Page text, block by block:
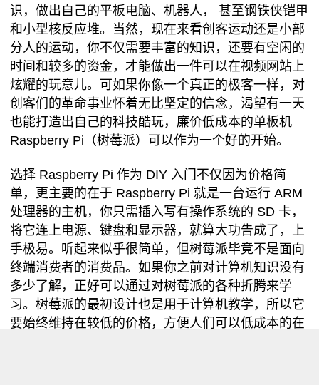
识，做出自己的平板电脑、机器人， 甚至钢铁侠铠甲
和小型核反应堆。当然，现在来看创客运动还是小部
分人的运动，你不仅需要丰富的知识，还要有空闲的
时间和较多的资金，才能做出一件可以在视频网站上
炫耀的玩意儿。可如果你像一个真正的极客一样，对
创客们的革命事业怀着无比坚定的信念，渴望有一天
也能打造出自己的科技酷玩，廉价低成本的单板机
Raspberry Pi（树莓派）可以作为一个好的开始。
选择 Raspberry Pi 作为 DIY 入门不仅因为价格简
单，更主要的在于 Raspberry Pi 就是一台运行 ARM
处理器的主机，你只需插入写有操作系统的 SD 卡，
将它连上电源、键盘和显示器，就算大功告成了，上
手极易。听起来似乎很简单，但树莓派毕竟不是面向
终端消费者的消费品。如果你之前对计算机知识没有
多少了解，正好可以通过对树莓派的各种折腾来学
习。树莓派的最初设计也是用于计算机教学，所以它
要始终维持在较低的价格，方便人们可以低成本的在